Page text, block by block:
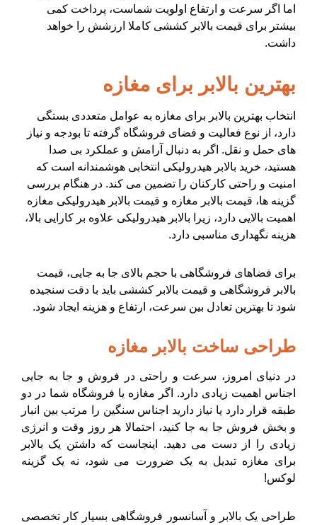
اما اگر سرعت و ارتفاع اولویت شماست، پرداخت کمی
بیشتر برای قیمت بالابر کششی کاملا ارزشش را خواهد
داشت.
بهترین بالابر برای مغازه
انتخاب بهترین بالابر برای مغازه به عوامل متعددی بستگی
دارد، از نوع فعالیت و فضای فروشگاه گرفته تا بودجه و نیاز
های حمل و نقل. اگر به دنبال آرامش و عملکرد بی صدا
هستید، خرید بالابر هیدرولیکی انتخابی هوشمندانه است که
امنیت و راحتی کارکنان را تضمین می کند. در هنگام بررسی
گزینه ها، قیمت بالابر مغازه و قیمت بالابر هیدرولیکی مغازه
اهمیت بالایی دارد، زیرا بالابر هیدرولیکی علاوه بر کارایی بالا،
هزینه نگهداری مناسبی دارد.
برای فضاهای فروشگاهی با حجم بالای جا به جایی، قیمت
بالابر فروشگاهی و قیمت بالابر کششی باید با دقت سنجیده
شود تا بهترین تعادل بین سرعت، ارتفاع و هزینه ایجاد شود.
طراحی ساخت بالابر مغازه
در دنیای امروز، سرعت و راحتی در فروش و جا به جایی
اجناس اهمیت زیادی دارد. اگر مغازه یا فروشگاه شما در دو
طبقه قرار دارد یا نیاز دارید اجناس سنگین را مرتب بین انبار
و بخش فروش جا به جا کنید، احتمالا هر روز وقت و انرژی
زیادی را از دست می دهید. اینجاست که داشتن یک بالابر
برای مغازه تبدیل به یک ضرورت می شود، نه یک گزینه
لوکس!
طراحی یک بالابر و آسانسور فروشگاهی بسیار کار تخصصی